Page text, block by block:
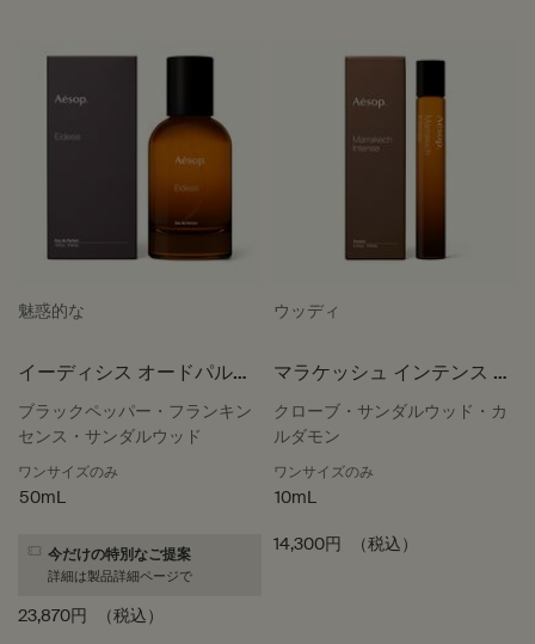
魅惑的な
イーディシス オードパルフ
ァム
ブラックペッパー・フランキン
センス・サンダルウッド
ワンサイズのみ
50mL
今だけの特別なご提案
詳細は製品詳細ページで
23,870円 （税込）
ウッディ
マラケッシュ インテンス パ
ルファム
クローブ・サンダルウッド・カ
ルダモン
ワンサイズのみ
10mL
14,300円 （税込）